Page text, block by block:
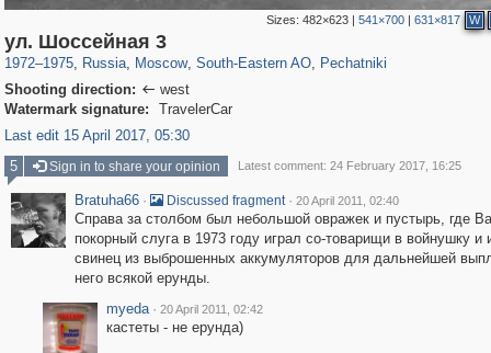
Sizes: 482×623 | 541×700 | 631×817 W
ул. Шоссейная 3
1972–1975, Russia
1,407,206
, Moscow
319,878 8,286
, South-Eastern AO, Pechatniki
Shooting direction:  west
Watermark signature:
TravelerCar
Last edit 15 April 2017, 05:30
5
Sign in to share your opinion Latest comment: 24 February 2017, 16:25
Bratuha66 · Discussed fragment · 20 April 2011, 02:40
Справа за столбом был небольшой овражек и пустырь, где
покорный слуга в 1973 году играл со-товарищи в войнушку и
свинец из выброшенных аккумуляторов для дальнейшей
него всякой ерунды.
myeda · 20 April 2011, 02:42
кастеты - не ерунда)